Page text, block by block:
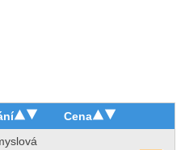
Cena